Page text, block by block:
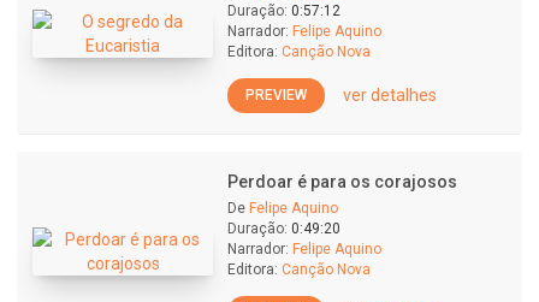
Duração: 0:57:12
Narrador: Felipe Aquino
Editora: Canção Nova
PREVIEW ver detalhes
Perdoar é para os corajosos
De Felipe Aquino
Duração: 0:49:20
Narrador: Felipe Aquino
Editora: Canção Nova